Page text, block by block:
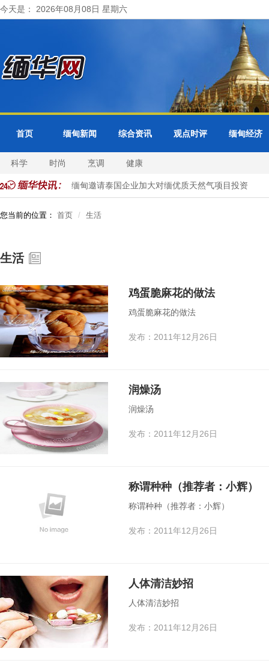
今天是： 2026年08月08日 星期六
首页 缅甸新闻 综合资讯 观点时评 缅甸经济
科学 时尚 烹调 健康
曼谷接管 缅甸邀请泰国企业加大对缅优质天然气项目投资
您当前的位置： 首页 生活
生活
鸡蛋脆麻花的做法
鸡蛋脆麻花的做法
发布：2011年12月26日
润燥汤
润燥汤
发布：2011年12月26日
称谓种种（推荐者：小辉）
称谓种种（推荐者：小辉）
发布：2011年12月26日
人体清洁妙招
人体清洁妙招
发布：2011年12月26日